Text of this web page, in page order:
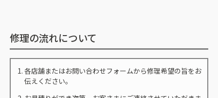
修理の流れについて
各店舗またはお問い合わせフォームから修理希望の旨をお
伝えください。